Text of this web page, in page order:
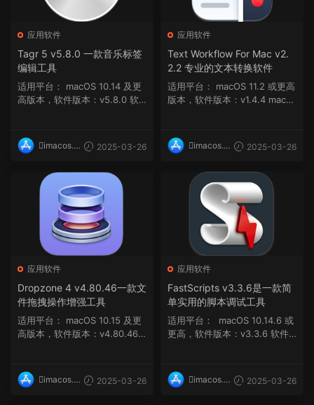
应用软件
Tagr 5 v5.8.0 一款音乐标签
编辑工具
适用平台： macOS 10.14 及更
高版本，软件版本：v5.8.0 软
imacos.t
2025-03-26
应用软件
Text Workflow For Mac v2.
2.2 专业的文本转换软件
适用平台： macOS 11.2 或更高
版本，软件版本：v1.4.4 macO
imacos.t
2025-03-26
应用软件
Dropzone 4 v4.80.46一款文
件拖拽操作增强工具
适用平台： macOS 10.15 及更
高版本，软件版本：v4.80.46
imacos.t
2025-03-26
应用软件
FastScripts v3.3.6是一款简
单实用的脚本调试工具
适用平台： macOS 10.14.6 或
更高，软件版本：v3.3.6 软件
imacos.t
2025-03-26